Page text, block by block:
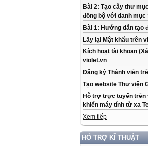
Bài 2: Tạo cây thư
đồng bộ với danh mục
Bài 1: Hướng dẫn tạo
Lấy lại Mật khẩu trên
Kích hoạt tài khoản
violet.vn
Đăng ký Thành viên
Tạo website Thư viện
Hỗ trợ trực tuyến trên
khiển máy tính từ xa
Xem tiếp
HỖ TRỢ KĨ THUẬT